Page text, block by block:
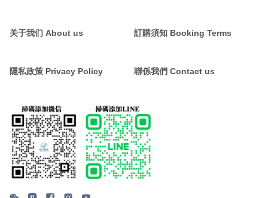
关于我们 About us 訂購須知 Booking Terms
隱私政策 Privacy Policy 聯係我們 Contact us